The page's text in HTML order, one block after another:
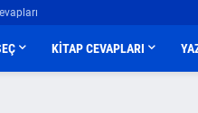
KİTAP CEVAPLARI